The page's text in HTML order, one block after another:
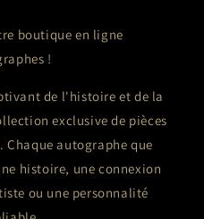
boutique en ligne
!
de l'histoire et de la
exclusive de pièces
Chaque autographe que
histoire, une connexion
ou une personnalité